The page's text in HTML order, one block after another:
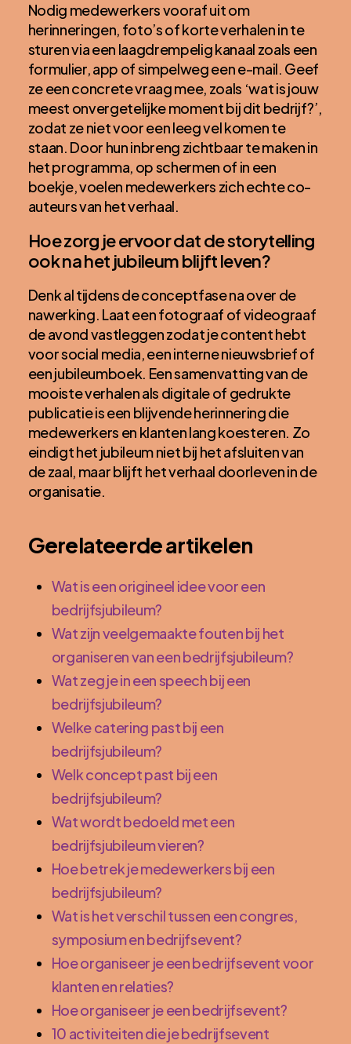
Nodig medewerkers vooraf uit om
herinneringen, foto’s of korte verhalen in te
sturen via een laagdrempelig kanaal zoals een
formulier, app of simpelweg een e-mail. Geef
ze een concrete vraag mee, zoals ‘wat is jouw
meest onvergetelijke moment bij dit bedrijf?’,
zodat ze niet voor een leeg vel komen te
staan. Door hun inbreng zichtbaar te maken in
het programma, op schermen of in een
boekje, voelen medewerkers zich echte co-
auteurs van het verhaal.
Hoe zorg je ervoor dat de storytelling
ook na het jubileum blijft leven?
Denk al tijdens de conceptfase na over de
nawerking. Laat een fotograaf of videograaf
de avond vastleggen zodat je content hebt
voor social media, een interne nieuwsbrief of
een jubileumboek. Een samenvatting van de
mooiste verhalen als digitale of gedrukte
publicatie is een blijvende herinnering die
medewerkers en klanten lang koesteren. Zo
eindigt het jubileum niet bij het afsluiten van
de zaal, maar blijft het verhaal doorleven in de
organisatie.
Gerelateerde artikelen
Wat is een origineel idee voor een
bedrijfsjubileum?
Wat zijn veelgemaakte fouten bij het
organiseren van een bedrijfsjubileum?
Wat zeg je in een speech bij een
bedrijfsjubileum?
Welke catering past bij een
bedrijfsjubileum?
Welk concept past bij een
bedrijfsjubileum?
Wat wordt bedoeld met een
bedrijfsjubileum vieren?
Hoe betrek je medewerkers bij een
bedrijfsjubileum?
Wat is het verschil tussen een congres,
symposium en bedrijfsevent?
Hoe organiseer je een bedrijfsevent voor
klanten en relaties?
Hoe organiseer je een bedrijfsevent?
10 activiteiten die je bedrijfsevent